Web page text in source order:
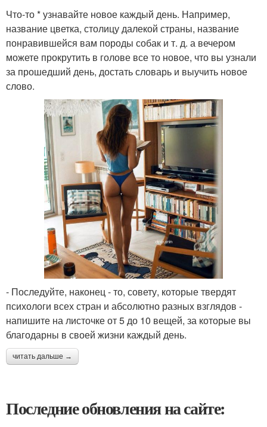
Что-то * узнавайте новое каждый день. Например,
название цветка, столицу далекой страны, название
понравившейся вам породы собак и т. д. а вечером
можете прокрутить в голове все то новое, что вы узнали
за прошедший день, достать словарь и выучить новое
слово.
- Последуйте, наконец - то, совету, которые твердят
психологи всех стран и абсолютно разных взглядов -
напишите на листочке от 5 до 10 вещей, за которые вы
благодарны в своей жизни каждый день.
читать дальше →
Последние обновления на сайте: